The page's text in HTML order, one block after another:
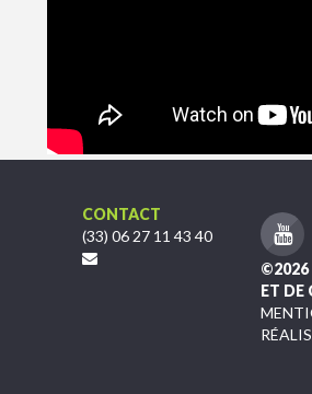
CONTACT
(33) 06 27 11 43 40
©2026
ET DE